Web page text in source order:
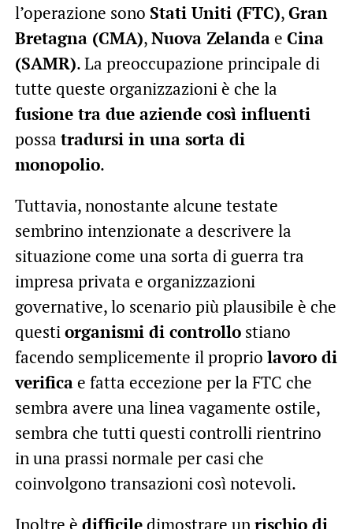
l’operazione sono Stati Uniti (FTC),Gran
Bretagna (CMA),Nuova Zelandae Cina
(SAMR). La preoccupazione principale di
tutte queste organizzazioni è che la
fusione tra due aziende così influenti
possa tradursi in una sorta di
monopolio.
Tuttavia, nonostante alcune testate
sembrino intenzionate a descrivere la
situazione come una sorta di guerra tra
impresa privata e organizzazioni
governative, lo scenario più plausibile è che
questiorganismi di controllostiano
facendo semplicemente il proprio lavoro di
verificae fatta eccezione per la FTC che
sembra avere una linea vagamente ostile,
sembra che tutti questi controlli rientrino
in una prassi normale per casi che
coinvolgono transazioni così notevoli.
Inoltre è difficiledimostrare un rischio di